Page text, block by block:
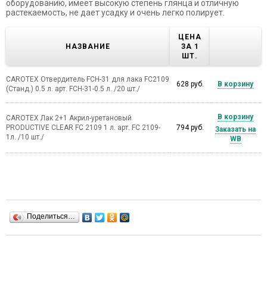
оборудованию, имеет высокую степень глянца и отличную
растекаемость, не дает усадку и очень легко полирует.
НАЗВАНИЕ
ЦЕНА
ЗА 1
ШТ.
CAROTEX Отвердитель FCH-31 для лака FC2109
(Станд.) 0.5 л. арт. FCH-31-0.5 л. /20 шт./
628 руб. В корзину
CAROTEX Лак 2+1 Акрил-уретановый
PRODUCTIVE CLEAR FC 2109 1 л. арт. FC 2109-
1л. /10 шт./
794 руб.
В корзину
Заказать на
WB
Поделиться…